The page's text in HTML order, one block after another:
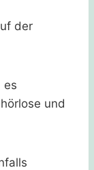
der
es
und